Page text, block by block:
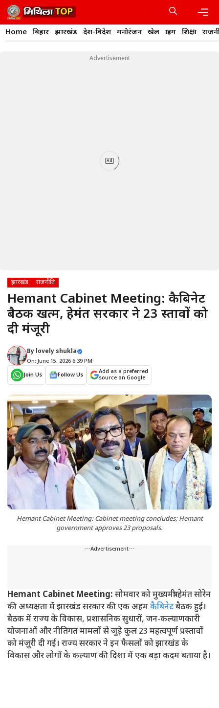
Skip
to
content
Home बिहार झारखंड देश-विदेश मनोरंजन खेल क्राइम शिक्षा
Advertisement
Ad
झारखंड राजनीति
Hemant Cabinet Meeting: कैबिनेट
बैठक खत्म, हेमंत सरकार ने 23 प्रस्तावों को
दी मंजूरी
By lovely shukla
On: June 15, 2026 6:39 PM
Join Us
Follow Us
Add as a preferred
source on Google
Hemant Cabinet Meeting: Cabinet meeting concludes; Hemant
government approves 23 proposals.
---Advertisement---
Hemant Cabinet Meeting: सोमवार को मुख्यमंत्री हेमंत सोरेन
की अध्यक्षता में झारखंड सरकार की एक अहमकैबिनेटबैठक हुई।
बैठक में राज्य के विकास, प्रशासनिक सुधारों, जन-कल्याणकारी
योजनाओं और नीतिगत मामलों से जुड़े कुल 23 महत्वपूर्ण प्रस्तावों
को मंज़ूरी दी गई। राज्य सरकार ने इन फैसलों को झारखंड के
विकास और लोगों के कल्याण की दिशा में एक बड़ा कदम बताया है।